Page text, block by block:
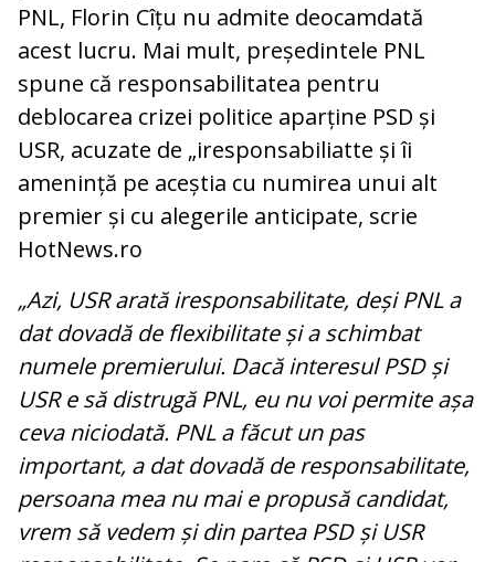
PNL, Florin Cîțu nu admite deocamdată
acest lucru. Mai mult, președintele PNL
spune că responsabilitatea pentru
deblocarea crizei politice aparține PSD și
USR, acuzate de „iresponsabiliatte și îi
amenință pe aceștia cu numirea unui alt
premier și cu alegerile anticipate, scrie
HotNews.ro
„Azi, USR arată iresponsabilitate, deși PNL a
dat dovadă de flexibilitate și a schimbat
numele premierului. Dacă interesul PSD și
USR e să distrugă PNL, eu nu voi permite așa
ceva niciodată. PNL a făcut un pas
important, a dat dovadă de responsabilitate,
persoana mea nu mai e propusă candidat,
vrem să vedem și din partea PSD și USR